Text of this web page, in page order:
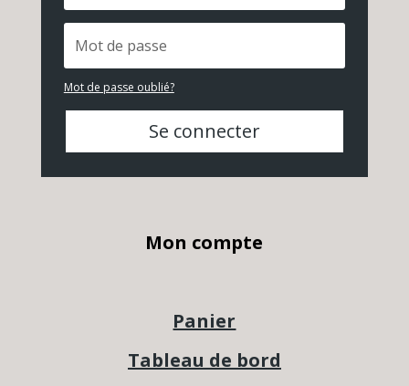
Mot de passe oublié?
Se connecter
Mon compte
Panier
Tableau de bord